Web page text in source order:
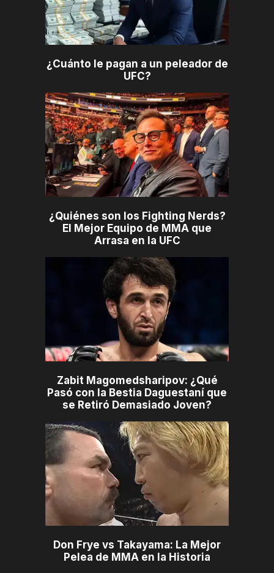
¿Cuánto le pagan a un peleador de
UFC?
¿Quiénes son los Fighting Nerds?
El Mejor Equipo de MMA que
Arrasa en la UFC
Zabit Magomedsharipov: ¿Qué
Pasó con la Bestia Daguestaní que
se Retiró Demasiado Joven?
Don Frye vs Takayama: La Mejor
Pelea de MMA en la Historia